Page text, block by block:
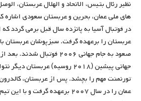
نظیر رئال بتیس، الاتحاد و الهلال عربستان،
های ملی عمان، بحرین و عربستان سعودی اشاره
در فوتبال آسیا به پانزده سال قبل برمی گردد
عربستان را برعهده گرفت. سبزپوشان عربستان
صعود به جام جهانی ۲۰۰۶
جهانی پیشین (۲۰۱۸ روسیه)
تورنمنت مهم را بچشد. پس از عربستان،
عمان را در سال ۲۰۰۷ برعهده گرفت